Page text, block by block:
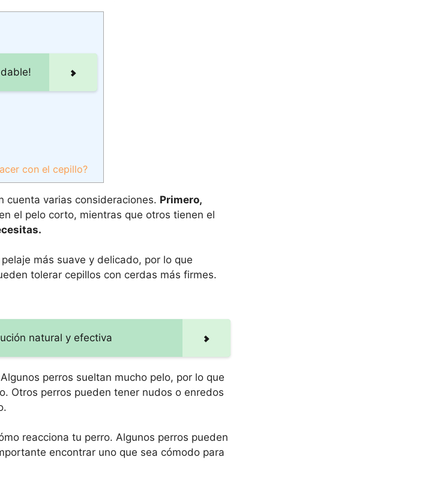
con el cepillo?
cuenta varias consideraciones. Primero,
el pelo corto, mientras que otros tienen el
más suave y delicado, por lo que
tolerar cepillos con cerdas más firmes.
natural y efectiva
perros sueltan mucho pelo, por lo que
Otros perros pueden tener nudos o enredos
reacciona tu perro. Algunos perros pueden
encontrar uno que sea cómodo para